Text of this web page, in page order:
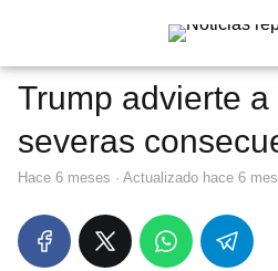
Trump advierte
severas
hace 6 meses · Actualizado hace 6